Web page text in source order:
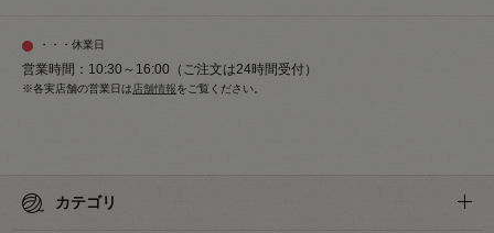
・・・休業日
営業時間：10:30～16:00（ご注文は24時間受付）
※各実店舗の営業日は店舗情報をご覧ください。
カテゴリ